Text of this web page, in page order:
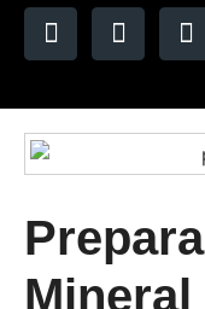
Mineral